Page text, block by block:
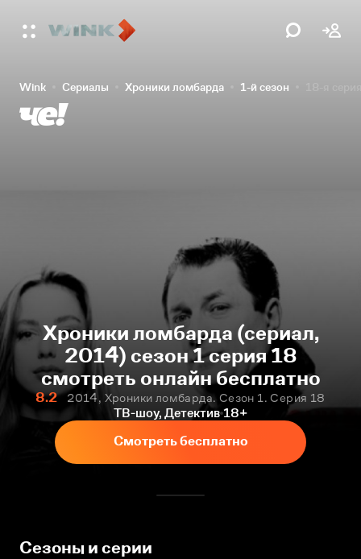
Wink Сериалы Хроники ломбарда 1-й сезон
Хроники ломбарда (сериал,
2014) сезон 1 серия 18
смотреть онлайн бесплатно
8.2
2014, Хроники ломбарда. Сезон 1. Серия 18
ТВ-шоу, Детектив 18+
Смотреть бесплатно
Сезоны и серии